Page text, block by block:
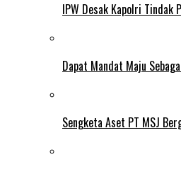
IPW Desak Kapolri
Dapat Mandat Maju
Sengketa Aset PT MSJ